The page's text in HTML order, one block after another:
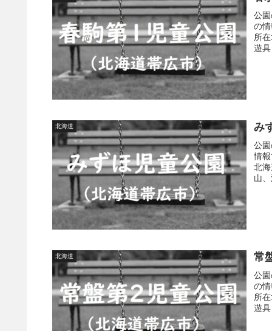
公
の
所
遊
北海道 み
公
情
北
山
北海道 常
公
の
所
遊